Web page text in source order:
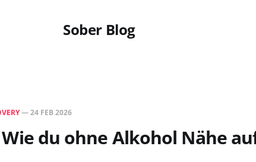
Sober Blog
—24 FEB 2026
du ohne Alkohol Nähe